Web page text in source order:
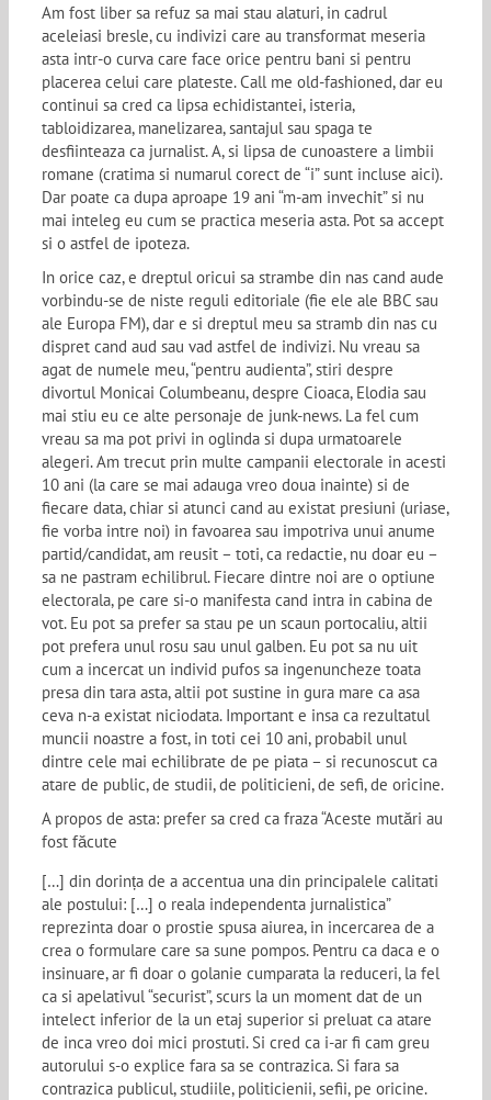
Am fost liber sa refuz sa mai stau alaturi, in cadrul
aceleiasi bresle, cu indivizi care au transformat meseria
asta intr-o curva care face orice pentru bani si pentru
placerea celui care plateste. Call me old-fashioned, dar eu
continui sa cred ca lipsa echidistantei, isteria,
tabloidizarea, manelizarea, santajul sau spaga te
desfiinteaza ca jurnalist. A, si lipsa de cunoastere a limbii
romane (cratima si numarul corect de “i” sunt incluse aici).
Dar poate ca dupa aproape 19 ani “m-am invechit” si nu
mai inteleg eu cum se practica meseria asta. Pot sa accept
si o astfel de ipoteza.
In orice caz, e dreptul oricui sa strambe din nas cand aude
vorbindu-se de niste reguli editoriale (fie ele ale BBC sau
ale Europa FM), dar e si dreptul meu sa stramb din nas cu
dispret cand aud sau vad astfel de indivizi. Nu vreau sa
agat de numele meu, “pentru audienta”, stiri despre
divortul Monicai Columbeanu, despre Cioaca, Elodia sau
mai stiu eu ce alte personaje de junk-news. La fel cum
vreau sa ma pot privi in oglinda si dupa urmatoarele
alegeri. Am trecut prin multe campanii electorale in acesti
10 ani (la care se mai adauga vreo doua inainte) si de
fiecare data, chiar si atunci cand au existat presiuni (uriase,
fie vorba intre noi) in favoarea sau impotriva unui anume
partid/candidat, am reusit – toti, ca redactie, nu doar eu –
sa ne pastram echilibrul. Fiecare dintre noi are o optiune
electorala, pe care si-o manifesta cand intra in cabina de
vot. Eu pot sa prefer sa stau pe un scaun portocaliu, altii
pot prefera unul rosu sau unul galben. Eu pot sa nu uit
cum a incercat un individ pufos sa ingenuncheze toata
presa din tara asta, altii pot sustine in gura mare ca asa
ceva n-a existat niciodata. Important e insa ca rezultatul
muncii noastre a fost, in toti cei 10 ani, probabil unul
dintre cele mai echilibrate de pe piata – si recunoscut ca
atare de public, de studii, de politicieni, de sefi, de oricine.
A propos de asta: prefer sa cred ca fraza “Aceste mutări au
fost făcute
[…] din dorința de a accentua una din principalele calitati
ale postului: […] o reala independenta jurnalistica”
reprezinta doar o prostie spusa aiurea, in incercarea de a
crea o formulare care sa sune pompos. Pentru ca daca e o
insinuare, ar fi doar o golanie cumparata la reduceri, la fel
ca si apelativul “securist”, scurs la un moment dat de un
intelect inferior de la un etaj superior si preluat ca atare
de inca vreo doi mici prostuti. Si cred ca i-ar fi cam greu
autorului s-o explice fara sa se contrazica. Si fara sa
contrazica publicul, studiile, politicienii, sefii, pe oricine.